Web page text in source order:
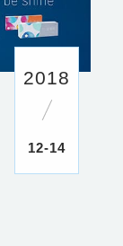
2018
12-14